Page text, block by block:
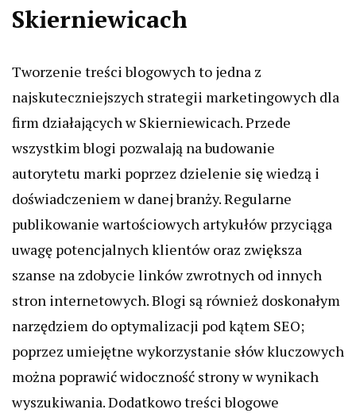
Skierniewicach
Tworzenie treści blogowych to jedna z
najskuteczniejszych strategii marketingowych dla
firm działających w Skierniewicach. Przede
wszystkim blogi pozwalają na budowanie
autorytetu marki poprzez dzielenie się wiedzą i
doświadczeniem w danej branży. Regularne
publikowanie wartościowych artykułów przyciąga
uwagę potencjalnych klientów oraz zwiększa
szanse na zdobycie linków zwrotnych od innych
stron internetowych. Blogi są również doskonałym
narzędziem do optymalizacji pod kątem SEO;
poprzez umiejętne wykorzystanie słów kluczowych
można poprawić widoczność strony w wynikach
wyszukiwania. Dodatkowo treści blogowe